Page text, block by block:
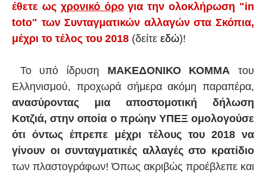
έθετε ως χρονικό όρογια την ολοκλήρωση "in
toto" των Συνταγματικών αλλαγών στα Σκόπια,
μέχρι το τέλος του 2018 (δείτε εδώ)!
Το υπό ίδρυση ΜΑΚΕΔΟΝΙΚΟ ΚΟΜΜΑ του
Ελληνισμού, προχωρά σήμερα ακόμη παραπέρα,
ανασύροντας μια αποστομοτική δήλωση
Κοτζιά, στην οποία ο πρώην ΥΠΕΞ ομολογούσε
ότι όντως έπρεπε μέχρι τέλους του 2018 να
γίνουν οι συνταγματικές αλλαγές στο κρατίδιο
των πλαστογράφων! Όπως ακριβώς προέβλεπε και